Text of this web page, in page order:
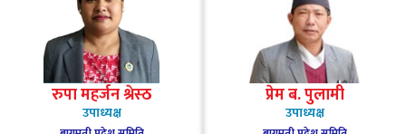
रुपा महर्जन श्रेस्ठ
उपाध्यक्ष
प्रेम ब. पुलामी
उपाध्यक्ष